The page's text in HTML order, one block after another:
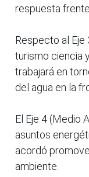
respuesta
Respecto al Eje
turismo ciencia
trabajará en
del agua en la
El Eje 4 (Medio
asuntos
acordó
ambiente.